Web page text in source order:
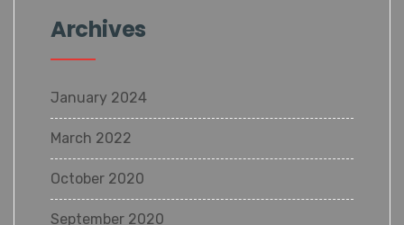
Archives
January 2024
March 2022
October 2020
September 2020